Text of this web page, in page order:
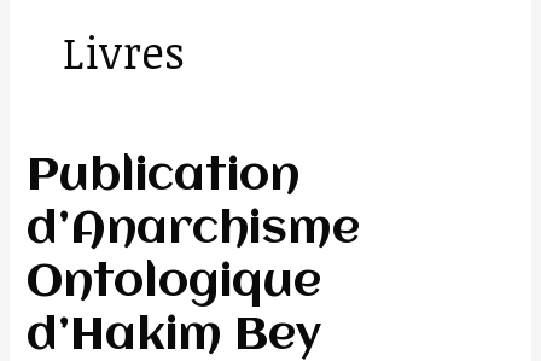
Livres
Publication
d’Anarchisme
Ontologique
d’Hakim Bey
Publication
d’Anarchisme
Ontologique
d’Hakim
Bey